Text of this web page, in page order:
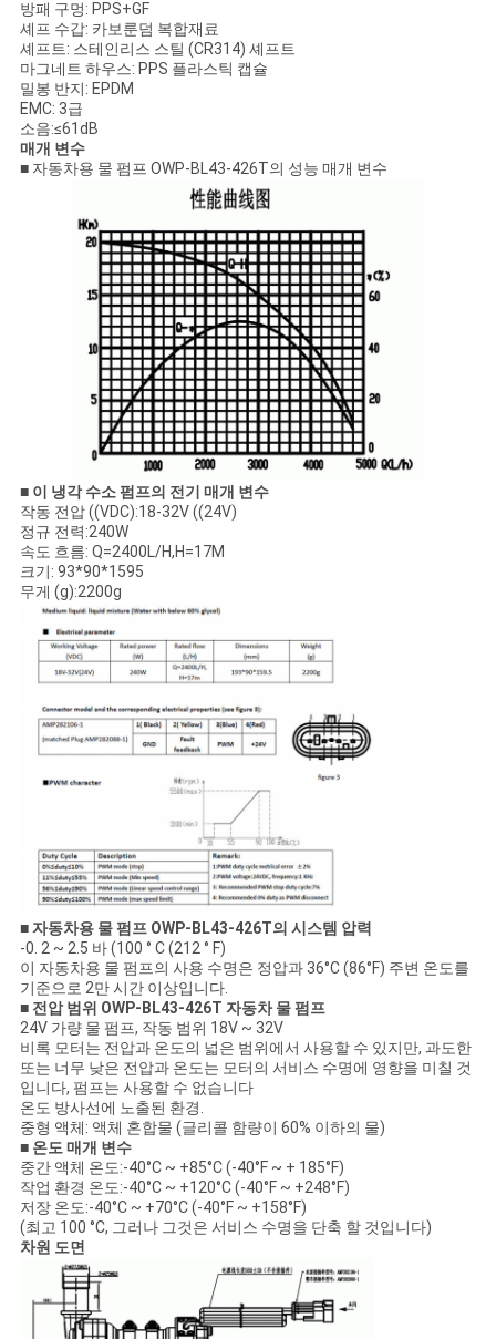
방패 구멍: PPS+GF
셰프 수갑: 카보룬덤 복합재료
셰프트: 스테인리스 스틸 (CR314) 셰프트
마그네트 하우스: PPS 플라스틱 캡슐
밀봉 반지: EPDM
EMC: 3급
소음:≤61dB
매개 변수
■ 자동차용 물 펌프 OWP-BL43-426T의 성능 매개 변수
■ 이 냉각 수소 펌프의 전기 매개 변수
작동 전압 ((VDC):18-32V ((24V)
정규 전력:240W
속도 흐름: Q=2400L/H,H=17M
크기: 93*90*1595
무게 (g):2200g
■ 자동차용 물 펌프 OWP-BL43-426T의 시스템 압력
-0. 2 ~ 2.5 바 (100 ° C (212 ° F)
이 자동차용 물 펌프의 사용 수명은 정압과 36°C (86°F) 주변 온도를
기준으로 2만 시간 이상입니다.
■ 전압 범위 OWP-BL43-426T 자동차 물 펌프
24V 가량 물 펌프, 작동 범위 18V ~ 32V
비록 모터는 전압과 온도의 넓은 범위에서 사용할 수 있지만, 과도한
또는 너무 낮은 전압과 온도는 모터의 서비스 수명에 영향을 미칠 것
입니다, 펌프는 사용할 수 없습니다
온도 방사선에 노출된 환경.
중형 액체: 액체 혼합물 (글리콜 함량이 60% 이하의 물)
■ 온도 매개 변수
중간 액체 온도:-40°C ~ +85°C (-40°F ~ + 185°F)
작업 환경 온도:-40°C ~ +120°C (-40°F ~ +248°F)
저장 온도:-40°C ~ +70°C (-40°F ~ +158°F)
(최고 100 °C, 그러나 그것은 서비스 수명을 단축 할 것입니다)
차원 도면